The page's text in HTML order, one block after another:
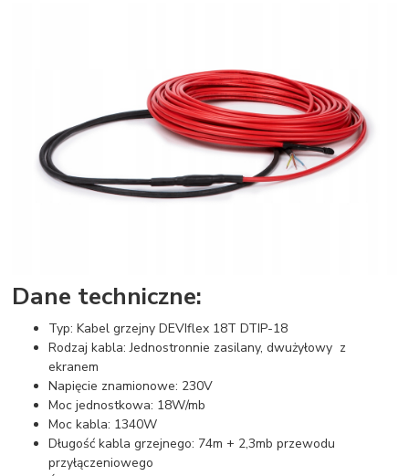
Dane techniczne:
Typ: Kabel grzejny DEVIflex 18T DTIP-18
Rodzaj kabla: Jednostronnie zasilany, dwużyłowy z
ekranem
Napięcie znamionowe: 230V
Moc jednostkowa: 18W/mb
Moc kabla: 1340W
Długość kabla grzejnego: 74m + 2,3mb przewodu
przyłączeniowego